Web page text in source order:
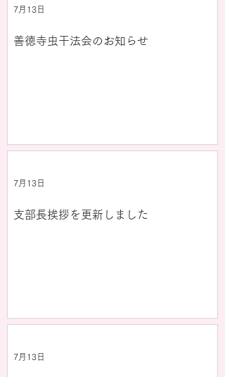
善徳寺虫干法会のお知らせ
7月13日
支部長挨拶を更新しました
7月13日
7月13日